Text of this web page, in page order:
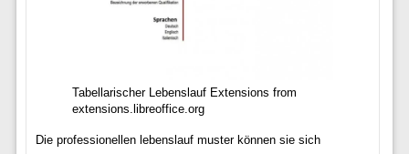
Tabellarischer Lebenslauf Extensions from
extensions.libreoffice.org
Die professionellen lebenslauf muster können sie sich